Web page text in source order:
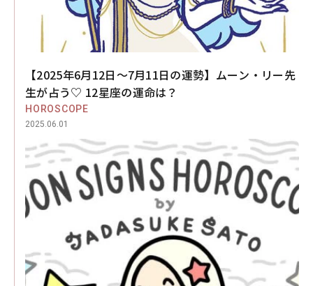
【2025年6月12日～7月11日の運勢】ムーン・リー先
生が占う♡ 12星座の運命は？
HOROSCOPE
2025.06.01